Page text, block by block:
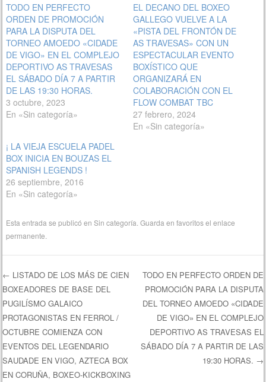
TODO EN PERFECTO
ORDEN DE PROMOCIÓN
PARA LA DISPUTA DEL
TORNEO AMOEDO «CIDADE
DE VIGO» EN EL COMPLEJO
DEPORTIVO AS TRAVESAS
EL SÁBADO DÍA 7 A PARTIR
DE LAS 19:30 HORAS.
3 octubre, 2023
En «Sin categoría»
EL DECANO DEL BOXEO
GALLEGO VUELVE A LA
«PISTA DEL FRONTÓN DE
AS TRAVESAS» CON UN
ESPECTACULAR EVENTO
BOXÍSTICO QUE
ORGANIZARÁ EN
COLABORACIÓN CON EL
FLOW COMBAT TBC
27 febrero, 2024
En «Sin categoría»
¡ LA VIEJA ESCUELA PADEL
BOX INICIA EN BOUZAS EL
SPANISH LEGENDS !
26 septiembre, 2016
En «Sin categoría»
Esta entrada se publicó enSin categoría . Guarda en favoritos elenlace
permanente
Navegación de entradas
← LISTADO DE LOS MÁS DE CIEN
BOXEADORES DE BASE DEL
PUGILÍSMO GALAICO
PROTAGONISTAS EN FERROL /
OCTUBRE COMIENZA CON
EVENTOS DEL LEGENDARIO
SAUDADE EN VIGO, AZTECA BOX
EN CORUÑA, BOXEO-KICKBOXING
TODO EN PERFECTO ORDEN DE
PROMOCIÓN PARA LA DISPUTA
DEL TORNEO AMOEDO «CIDADE
DE VIGO» EN EL COMPLEJO
DEPORTIVO AS TRAVESAS EL
SÁBADO DÍA 7 A PARTIR DE LAS
19:30 HORAS. →